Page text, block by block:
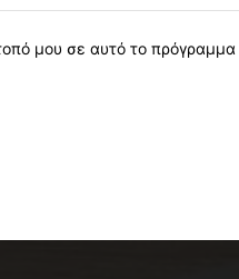
μου σε αυτό το πρόγραμμα